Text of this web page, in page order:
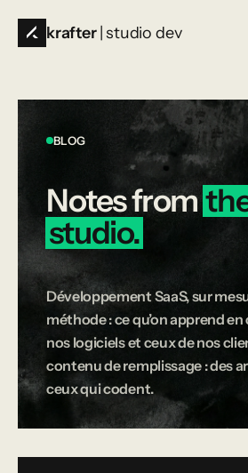
krafter | studio dev
BLOG
Notesfrom
studio.
Développement SaaS, sur
méthode : ce qu’on apprend
nos logiciels et ceux de nos
contenu de remplissage : des
ceux qui codent.